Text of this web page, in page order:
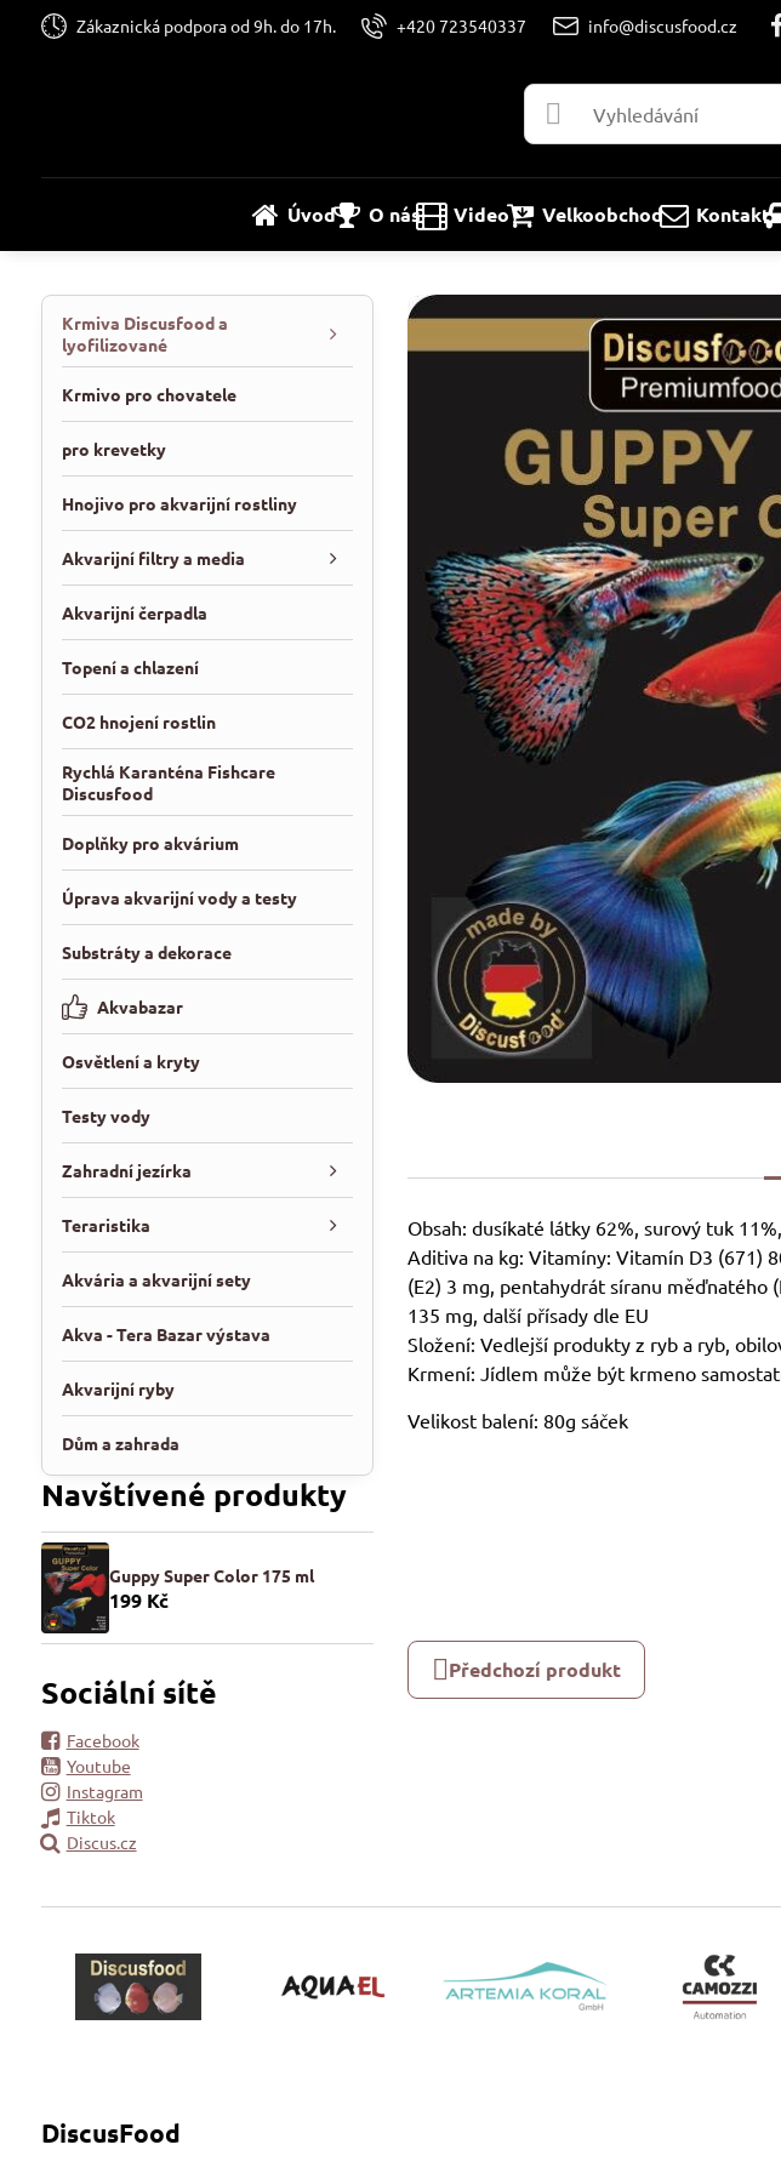
Zákaznická podpora od 9h. do 17h. +420 723540337 info@discusfood.cz
Úvod O nás Video Velkoobchod Kontakt
Obsah: dusíkaté látky 62%, surový tuk
Aditiva na kg: Vitamíny: Vitamín D3 (671)
(E2) 3 mg, pentahydrát síranu měďnatého
135 mg, další přísady dle EU
Složení: Vedlejší produkty z ryb a ryb,
Krmení: Jídlem může být krmeno
Velikost balení: 80g sáček
Předchozí produkt
Krmiva Discusfood a
lyofilizované
Krmivo pro chovatele
pro krevetky
Hnojivo pro akvarijní rostliny
Akvarijní filtry a media
Akvarijní čerpadla
Topení a chlazení
CO2 hnojení rostlin
Rychlá Karanténa Fishcare
Discusfood
Doplňky pro akvárium
Úprava akvarijní vody a testy
Substráty a dekorace
Akvabazar
Osvětlení a kryty
Testy vody
Zahradní jezírka
Teraristika
Akvária a akvarijní sety
Akva - Tera Bazar výstava
Akvarijní ryby
Dům a zahrada
Navštívené produkty
Guppy Super Color 175 ml
199 Kč
Sociální sítě
Facebook
Youtube
Instagram
Tiktok
Discus.cz
DiscusFood